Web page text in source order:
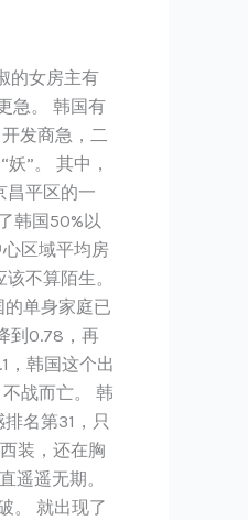
的女房主有
急。 韩国有
发商急，二
”。 其中，
昌平区的一
韩国50%以
区域平均房
不算陌生。
单身家庭已
到0.78，再
，韩国这个出
战而亡。 韩
名第31，只
装，还在胸
遥遥无期。
。 就出现了